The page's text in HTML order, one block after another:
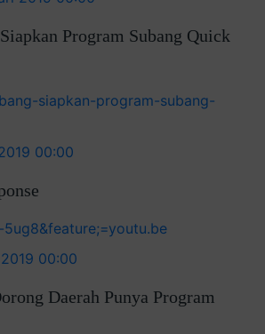
Program Subang Quick
siapkan-program-subang-
00:00
00:00
Daerah Punya Program